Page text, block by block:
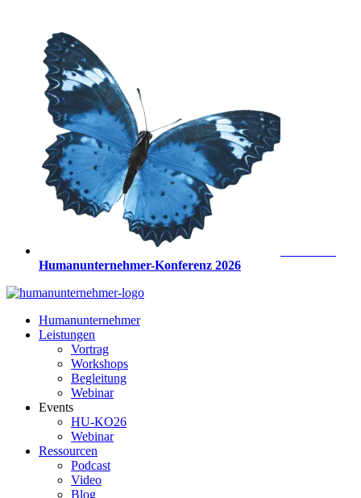
springen
Humanunternehmer-Konferenz 2026
Humanunternehmer
Leistungen
Vortrag
Workshops
Begleitung
Webinar
Events
HU-KO26
Webinar
Ressourcen
Podcast
Video
Blog